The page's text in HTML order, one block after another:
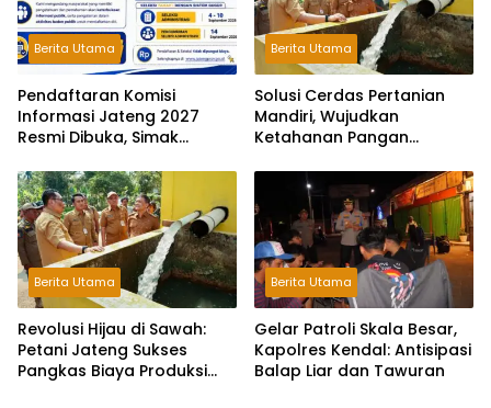
Berita Utama
Pendaftaran Komisi
Informasi Jateng 2027
Resmi Dibuka, Simak
Berita Utama
Solusi Cerdas Pertanian
Mandiri, Wujudkan
Ketahanan Pangan
Pompa Surya.
Berita Utama
Revolusi Hijau di Sawah:
Petani Jateng Sukses
Pangkas Biaya Produksi
Berita Utama
Gelar Patroli Skala Besar,
Kapolres Kendal: Antisipasi
Balap Liar dan Tawuran